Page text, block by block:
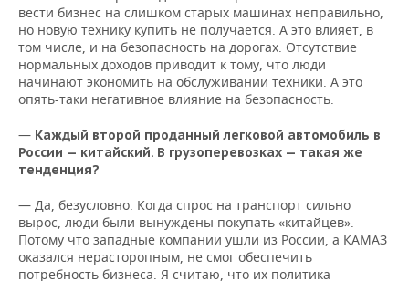
вести бизнес на слишком старых машинах неправильно,
но новую технику купить не получается. А это влияет, в
том числе, и на безопасность на дорогах. Отсутствие
нормальных доходов приводит к тому, что люди
начинают экономить на обслуживании техники. А это
опять-таки негативное влияние на безопасность.
— Каждый второй проданный легковой автомобиль в
России — китайский. В грузоперевозках — такая же
тенденция?
— Да, безусловно. Когда спрос на транспорт сильно
вырос, люди были вынуждены покупать «китайцев».
Потому что западные компании ушли из России, а КАМАЗ
оказался нерасторопным, не смог обеспечить
потребность бизнеса. Я считаю, что их политика